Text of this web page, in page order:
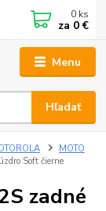
Menu
Hľadať
0 ks
za 0 €
MOTO
Soft čierne
zadné